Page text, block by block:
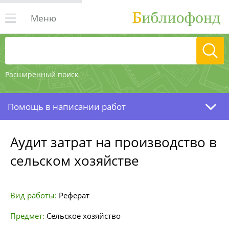
Расширенный поиск
Меню
Помощь в написании работ
Аудит затрат на производство в
сельском хозяйстве
Вид работы: Реферат
Предмет: Сельское хозяйство